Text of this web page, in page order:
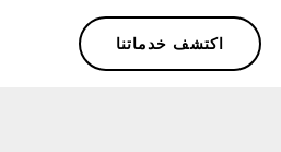
اكتشف خدماتنا